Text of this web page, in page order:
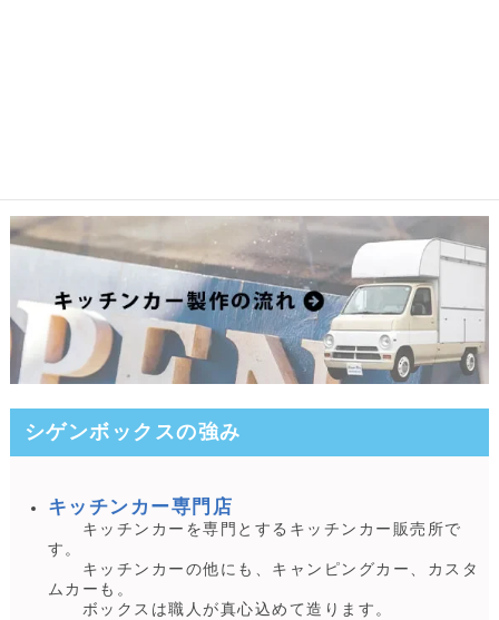
シゲンボックスの強み
キッチンカー専門店
キッチンカーを専門とするキッチンカー販売所で
す。
キッチンカーの他にも、キャンピングカー、カスタ
ムカーも。
ボックスは職人が真心込めて造ります。